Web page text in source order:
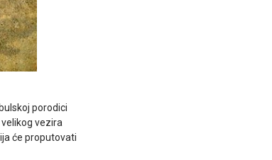
porodici
vezira
će proputovati